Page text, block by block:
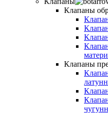
Клапаны
Клапаны